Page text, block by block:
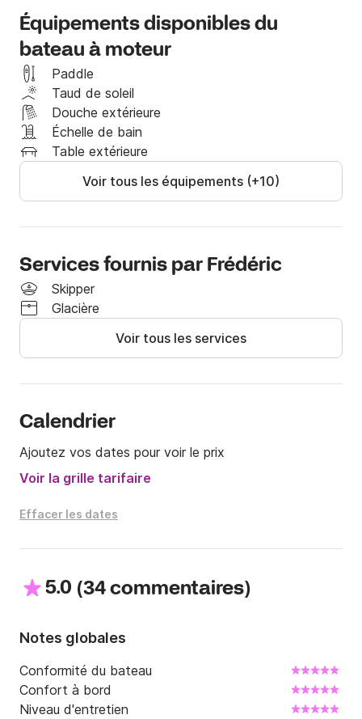
Et pour plus de détails, n'hésitez pas à prendre
contact avec moi via la messagerie Click&Boat, je me
ferai un plaisir de vous répondre !
Frédéric
Équipements disponibles du
bateau à moteur
Paddle
Taud de soleil
Douche extérieure
Échelle de bain
Table extérieure
Voir tous les équipements (+10)
Services fournis par Frédéric
Skipper
Glacière
Voir tous les services
Calendrier
Ajoutez vos dates pour voir le prix
Voir la grille tarifaire
Effacer les dates
5.0 (34 commentaires)
Notes globales
Conformité du bateau
Confort à bord
Niveau d'entretien